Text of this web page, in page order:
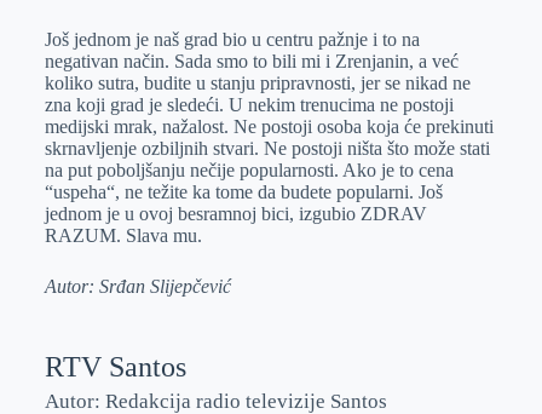
Još jednom je naš grad bio u centru pažnje i to na
negativan način. Sada smo to bili mi i Zrenjanin, a već
koliko sutra, budite u stanju pripravnosti, jer se nikad ne
zna koji grad je sledeći. U nekim trenucima ne postoji
medijski mrak, nažalost. Ne postoji osoba koja će prekinuti
skrnavljenje ozbiljnih stvari. Ne postoji ništa što može stati
na put poboljšanju nečije popularnosti. Ako je to cena
“uspeha“, ne težite ka tome da budete popularni. Još
jednom je u ovoj besramnoj bici, izgubio ZDRAV
RAZUM. Slava mu.
Autor: Srđan Slijepčević
RTV Santos
Autor: Redakcija radio televizije Santos